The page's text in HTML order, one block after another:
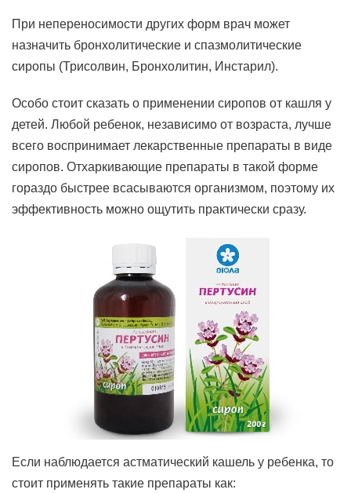
При непереносимости других форм врач может
назначить бронхолитические и спазмолитические
сиропы (Трисолвин, Бронхолитин, Инстарил).
Особо стоит сказать о применении сиропов от кашля у
детей. Любой ребенок, независимо от возраста, лучше
всего воспринимает лекарственные препараты в виде
сиропов. Отхаркивающие препараты в такой форме
гораздо быстрее всасываются организмом, поэтому их
эффективность можно ощутить практически сразу.
Если наблюдается астматический кашель у ребенка, то
стоит применять такие препараты как: